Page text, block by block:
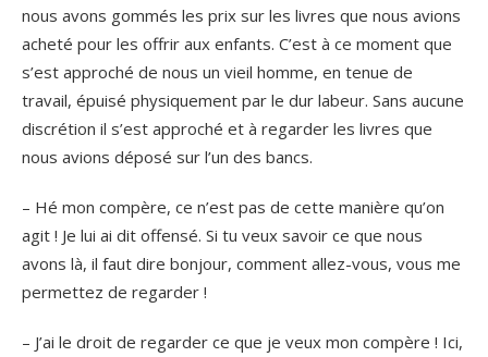
nous avons gommés les prix sur les livres que nous avions
acheté pour les offrir aux enfants. C’est à ce moment que
s’est approché de nous un vieil homme, en tenue de
travail, épuisé physiquement par le dur labeur. Sans aucune
discrétion il s’est approché et à regarder les livres que
nous avions déposé sur l’un des bancs.
– Hé mon compère, ce n’est pas de cette manière qu’on
agit ! Je lui ai dit offensé. Si tu veux savoir ce que nous
avons là, il faut dire bonjour, comment allez-vous, vous me
permettez de regarder !
– J’ai le droit de regarder ce que je veux mon compère ! Ici,